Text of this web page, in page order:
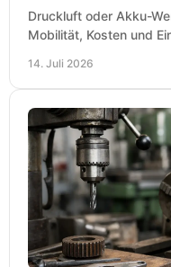
Druckluft oder Akku-
Mobilität, Kosten und
14. Juli 2026